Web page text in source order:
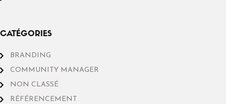
CATÉGORIES
BRANDING
COMMUNITY MANAGER
NON CLASSÉ
RÉFÉRENCEMENT